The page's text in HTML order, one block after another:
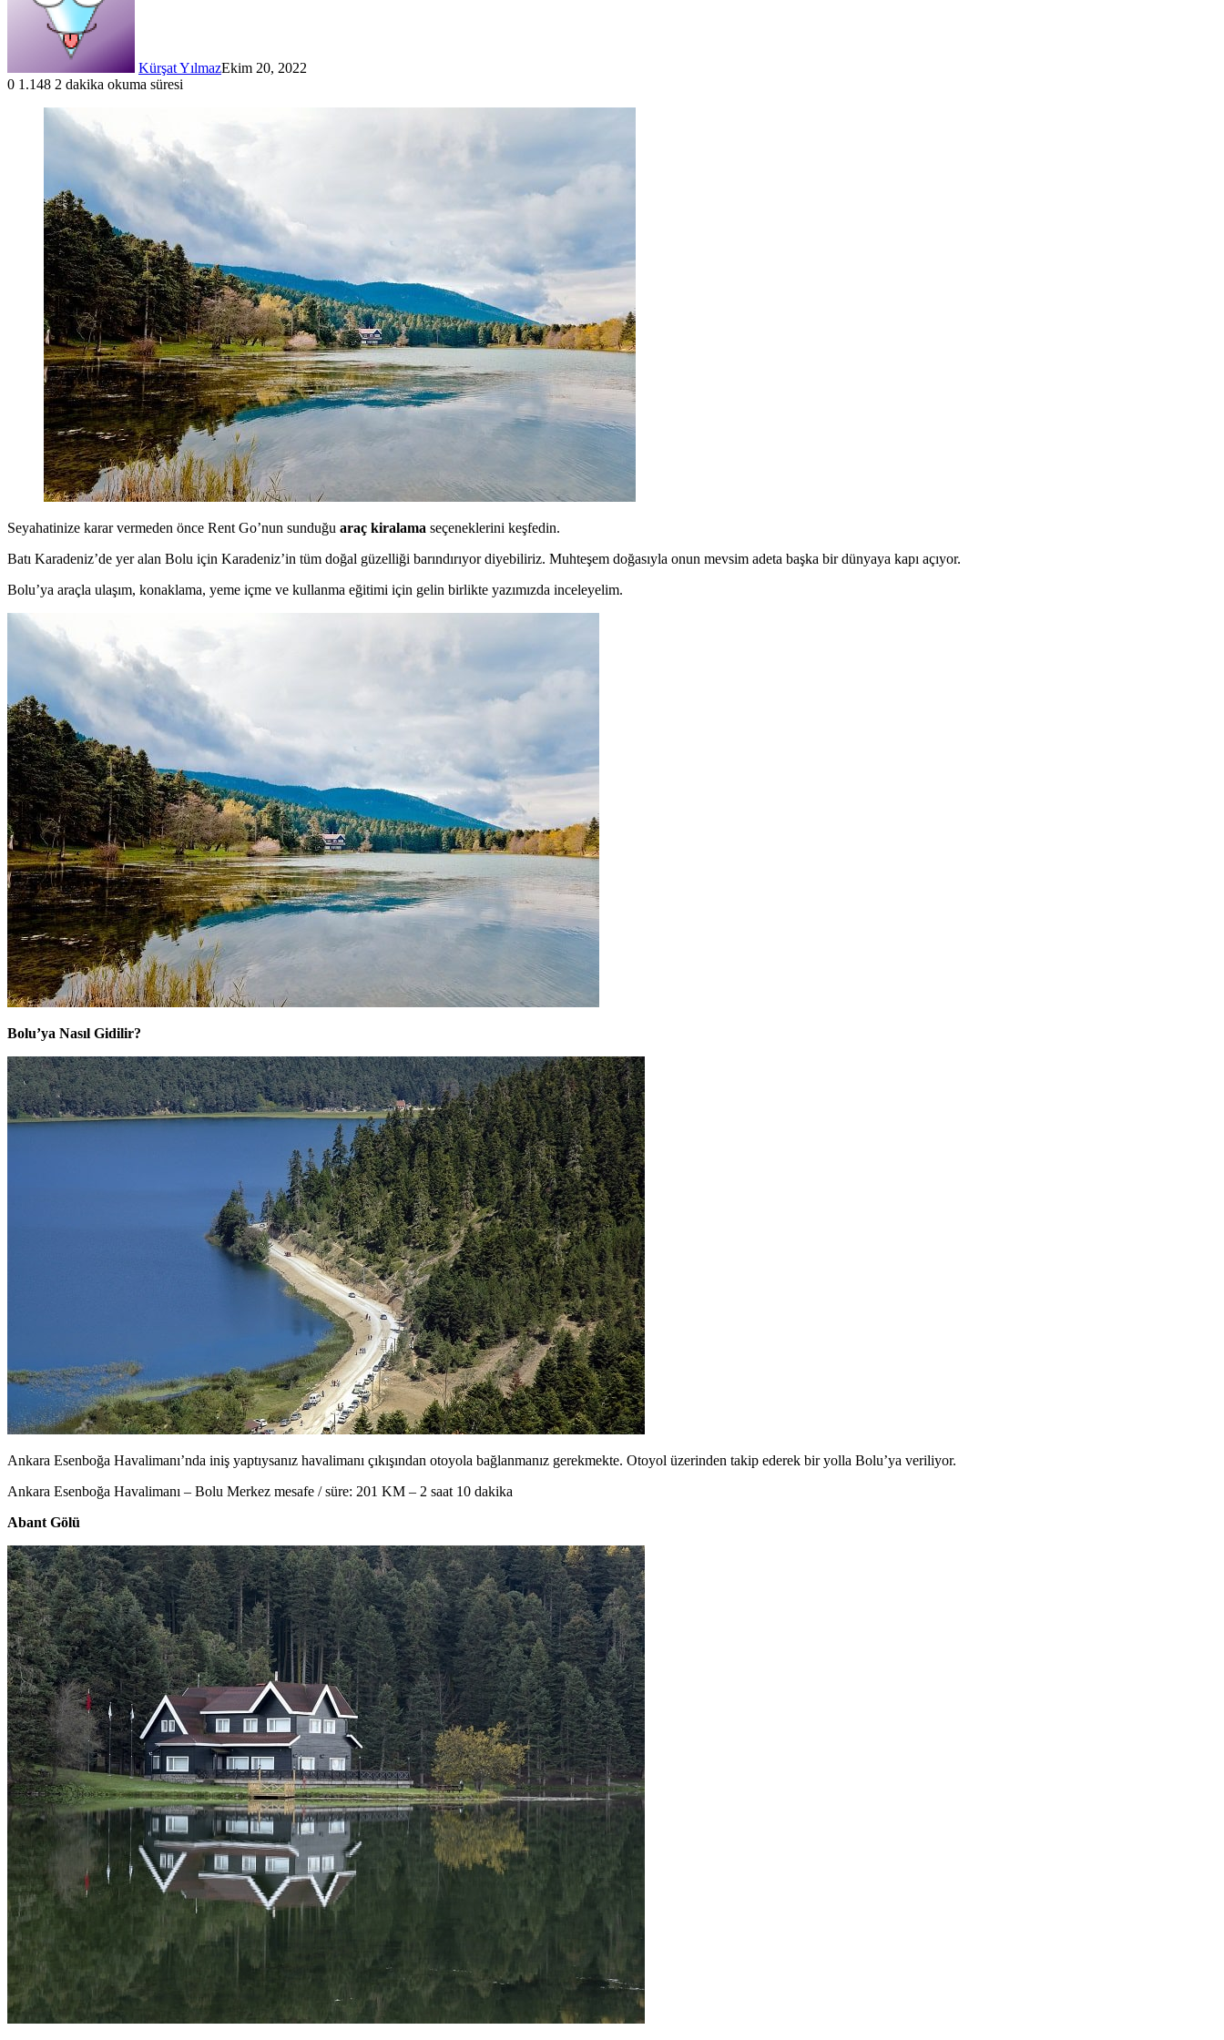
Kürşat YılmazEkim 20, 2022
0 1.148 2 dakika okuma süresi
Seyahatinize karar vermeden önce Rent Go’nun sunduğu araç kiralama seçeneklerini keşfedin.
Batı Karadeniz’de yer alan Bolu için Karadeniz’in tüm doğal güzelliği barındırıyor diyebiliriz. Muhteşem doğasıyla onun mevsim adeta başka bir dünyaya kapı açıyor.
Bolu’ya araçla ulaşım, konaklama, yeme içme ve kullanma eğitimi için gelin birlikte yazımızda inceleyelim.
Bolu’ya Nasıl Gidilir?
Ankara Esenboğa Havalimanı’nda iniş yaptıysanız havalimanı çıkışından otoyola bağlanmanız gerekmekte. Otoyol üzerinden takip ederek bir yolla Bolu’ya veriliyor.
Ankara Esenboğa Havalimanı – Bolu Merkez mesafe / süre: 201 KM – 2 saat 10 dakika
Abant Gölü